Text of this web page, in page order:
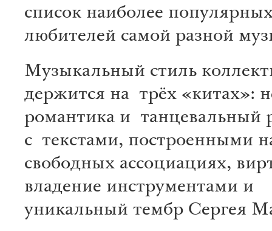
список наиболее
любителей самой разной
Музыкальный стиль
держится на трёх «китах»:
романтика и танцевальный
с текстами, построенными
свободных ассоциациях,
владение инструментами и
уникальный тембр Сергея